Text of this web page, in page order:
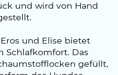
und wird von Hand
und Elise bietet
Schlafkomfort. Das
gefüllt,